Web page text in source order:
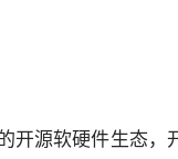
开源软硬件生态，